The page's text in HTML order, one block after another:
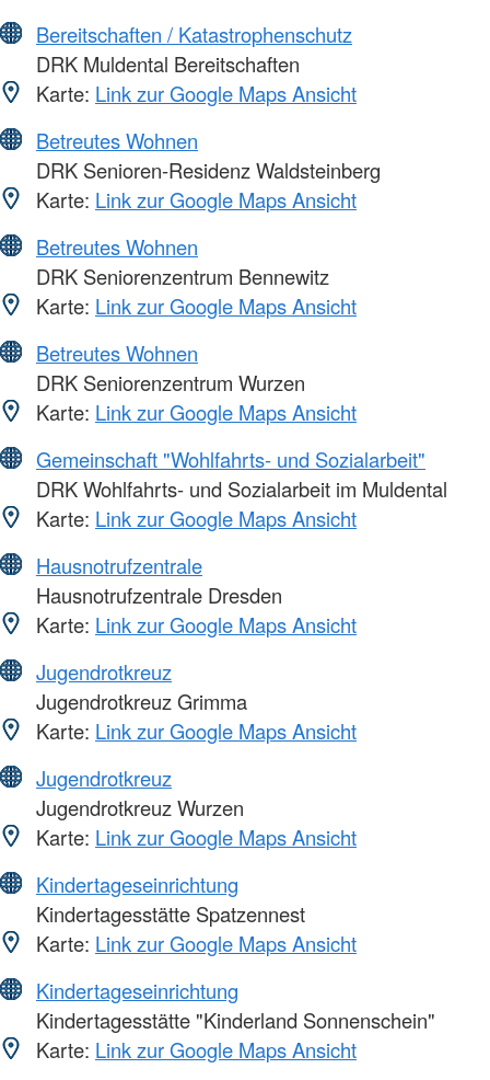
Bereitschaften / Katastrophenschutz
DRK Muldental Bereitschaften
Karte: Link zur Google Maps Ansicht
Betreutes Wohnen
DRK Senioren-Residenz Waldsteinberg
Karte: Link zur Google Maps Ansicht
Betreutes Wohnen
DRK Seniorenzentrum Bennewitz
Karte: Link zur Google Maps Ansicht
Betreutes Wohnen
DRK Seniorenzentrum Wurzen
Karte: Link zur Google Maps Ansicht
Gemeinschaft "Wohlfahrts- und Sozialarbeit"
DRK Wohlfahrts- und Sozialarbeit im Muldental
Karte: Link zur Google Maps Ansicht
Hausnotrufzentrale
Hausnotrufzentrale Dresden
Karte: Link zur Google Maps Ansicht
Jugendrotkreuz
Jugendrotkreuz Grimma
Karte: Link zur Google Maps Ansicht
Jugendrotkreuz
Jugendrotkreuz Wurzen
Karte: Link zur Google Maps Ansicht
Kindertageseinrichtung
Kindertagesstätte Spatzennest
Karte: Link zur Google Maps Ansicht
Kindertageseinrichtung
Kindertagesstätte "Kinderland Sonnenschein"
Karte: Link zur Google Maps Ansicht